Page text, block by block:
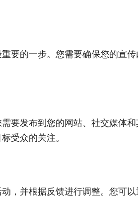
要的一步。您需要确保您的宣
要发布到您的网站、社交媒体
受众的关注。
，并根据反馈进行调整。您可